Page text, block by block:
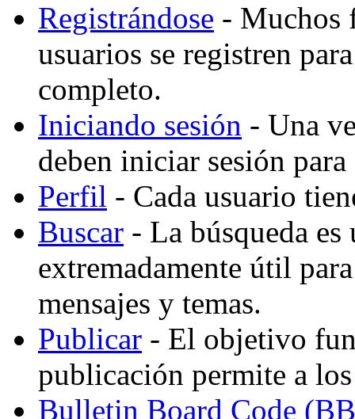
Registrándose - Muchos
usuarios se registren
completo.
Iniciando sesión - Una
deben iniciar sesión para
Perfil - Cada usuario
Buscar - La búsqueda es
extremadamente útil
mensajes y temas.
Publicar - El objetivo
publicación permite a
Bulletin Board Code